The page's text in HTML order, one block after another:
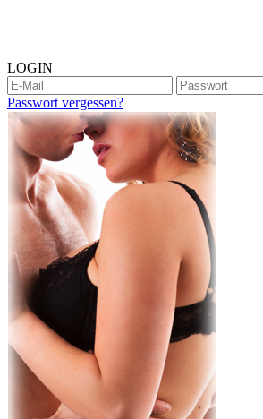
LOGIN
Passwort vergessen?